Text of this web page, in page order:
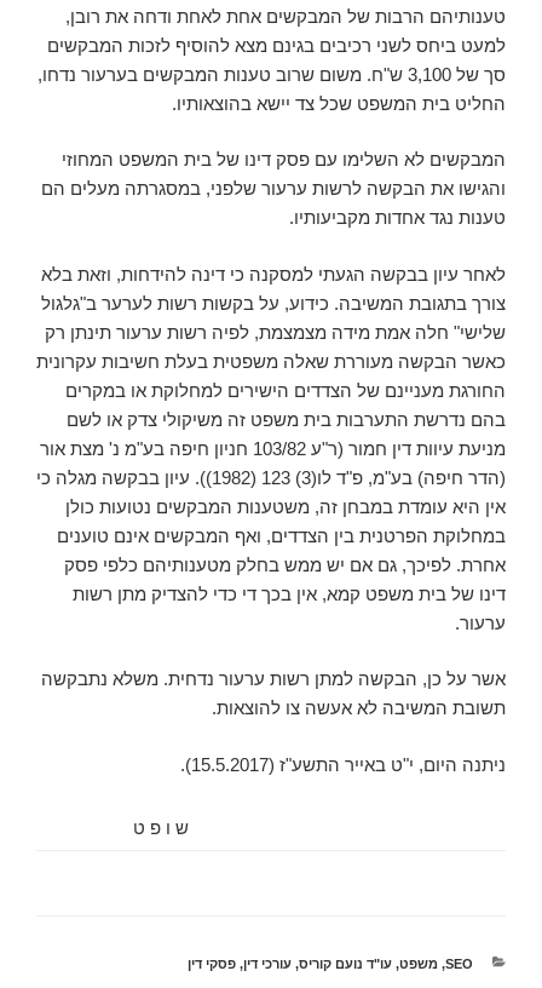
טענותיהם הרבות של המבקשים אחת לאחת ודחה את רובן,
למעט ביחס לשני רכיבים בגינם מצא להוסיף לזכות המבקשים
סך של 3,100 ש"ח. משום שרוב טענות המבקשים בערעור נדחו,
החליט בית המשפט שכל צד יישא בהוצאותיו.
המבקשים לא השלימו עם פסק דינו של בית המשפט המחוזי
והגישו את הבקשה לרשות ערעור שלפני, במסגרתה מעלים הם
טענות נגד אחדות מקביעותיו.
לאחר עיון בבקשה הגעתי למסקנה כי דינה להידחות, וזאת בלא
צורך בתגובת המשיבה. כידוע, על בקשות רשות לערער ב"גלגול
שלישי" חלה אמת מידה מצמצמת, לפיה רשות ערעור תינתן רק
כאשר הבקשה מעוררת שאלה משפטית בעלת חשיבות עקרונית
החורגת מעניינם של הצדדים הישירים למחלוקת או במקרים
בהם נדרשת התערבות בית משפט זה משיקולי צדק או לשם
מניעת עיוות דין חמור (ר"ע 103/82 חניון חיפה בע"מ נ' מצת אור
(הדר חיפה) בע"מ, פ"ד לו(3) 123 (1982)). עיון בבקשה מגלה כי
אין היא עומדת במבחן זה, משטענות המבקשים נטועות כולן
במחלוקת הפרטנית בין הצדדים, ואף המבקשים אינם טוענים
אחרת. לפיכך, גם אם יש ממש בחלק מטענותיהם כלפי פסק
דינו של בית משפט קמא, אין בכך די כדי להצדיק מתן רשות
ערעור.
אשר על כן, הבקשה למתן רשות ערעור נדחית. משלא נתבקשה
תשובת המשיבה לא אעשה צו להוצאות.
ניתנה היום, ‏י"ט באייר התשע"ז (‏15.5.2017).
ש ו פ ט
קטגוריות
SEO
, משפט,עו"ד נועם קוריס,עורכי דין,פסקי דין